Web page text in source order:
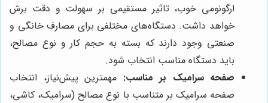
ارگونومی خوب، تاثیر مستقیمی بر سهولت و دقت برش
خواهد داشت. دستگاه‌های مختلفی برای مصارف خانگی و
صنعتی وجود دارند که بسته به حجم کار و نوع مصالح،
باید دستگاه مناسب انتخاب شود.
صفحه سرامیک بر مناسب: مهمترین پیش‌نیاز، انتخاب
صفحه سرامیک بر متناسب با نوع مصالح (سرامیک، کاشی،